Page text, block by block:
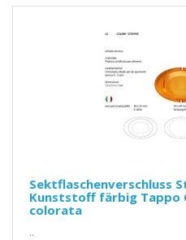
Sektflaschenverschluss
Kunststoff färbig Tappo
colorata
..